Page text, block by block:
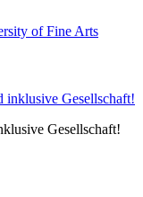
Gesellschaft!